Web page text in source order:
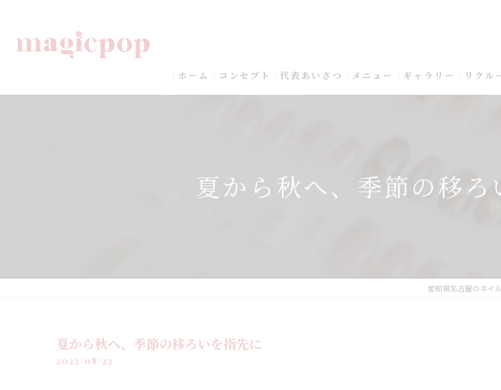
ホーム コンセプト 代表あいさつ メニュー ギャラリー リクル
夏から秋へ、季節の移ろ
愛知県名古屋のネイ
夏から秋へ、季節の移ろいを指先に
2025/08/23